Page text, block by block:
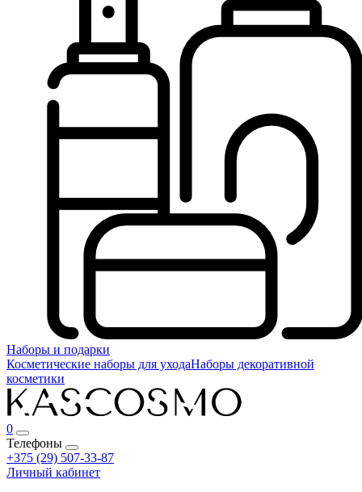
Наборы и подарки
Косметические наборы для уходаНаборы декоративной
косметики
0
Телефоны
+375 (29) 507-33-87
Личный кабинет